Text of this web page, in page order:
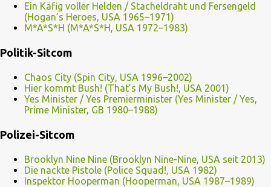
Ein Käfig voller Helden / Stacheldraht und Fersengeld
(Hogan’s Heroes, USA 1965–1971)
M*A*S*H (M*A*S*H, USA 1972–1983)
Politik-Sitcom
Chaos City (Spin City, USA 1996–2002)
Hier kommt Bush! (That’s My Bush!, USA 2001)
Yes Minister / Yes Premierminister (Yes Minister / Yes,
Prime Minister, GB 1980–1988)
Polizei-Sitcom
Brooklyn Nine Nine (Brooklyn Nine-Nine, USA seit 2013)
Die nackte Pistole (Police Squad!, USA 1982)
Inspektor Hooperman (Hooperman, USA 1987–1989)